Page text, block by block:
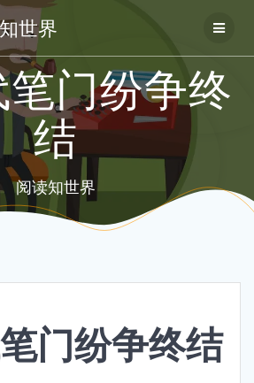
to
世界
门纷争终
结
阅读知世界
门纷争终结